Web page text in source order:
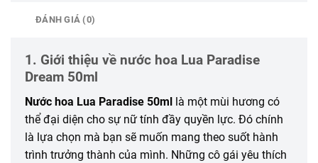
ĐÁNH GIÁ (0)
1. Giới thiệu về nước hoa Lua Paradise
Dream 50ml
Nước hoa Lua Paradise 50ml là một mùi hương có
thể đại diện cho sự nữ tính đầy quyền lực. Đó chính
là lựa chọn mà bạn sẽ muốn mang theo suốt hành
trình trưởng thành của mình. Những cô gái yêu thích